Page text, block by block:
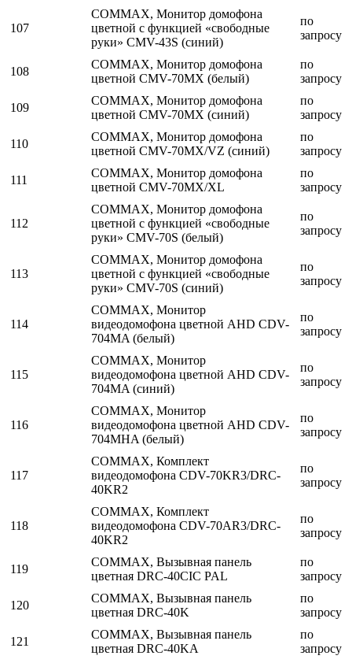
107
COMMAX, Монитор домофона
цветной с функцией «свободные
руки» CMV-43S (синий)
по
запросу
108
COMMAX, Монитор домофона
цветной CMV-70MX (белый)
по
запросу
109
COMMAX, Монитор домофона
цветной CMV-70MX (синий)
по
запросу
110
COMMAX, Монитор домофона
цветной CMV-70MX/VZ (синий)
по
запросу
111
COMMAX, Монитор домофона
цветной CMV-70MX/XL
по
запросу
112
COMMAX, Монитор домофона
цветной с функцией «свободные
руки» CMV-70S (белый)
по
запросу
113
COMMAX, Монитор домофона
цветной с функцией «свободные
руки» CMV-70S (синий)
по
запросу
114
COMMAX, Монитор
видеодомофона цветной AHD CDV-
704MA (белый)
по
запросу
115
COMMAX, Монитор
видеодомофона цветной AHD CDV-
704MA (синий)
по
запросу
116
COMMAX, Монитор
видеодомофона цветной AHD CDV-
704MHA (белый)
по
запросу
117
COMMAX, Комплект
видеодомофона CDV-70KR3/DRC-
40KR2
по
запросу
118
COMMAX, Комплект
видеодомофона CDV-70AR3/DRC-
40KR2
по
запросу
119
COMMAX, Вызывная панель
цветная DRC-40CIC PAL
по
запросу
120
COMMAX, Вызывная панель
цветная DRC-40K
по
запросу
121
COMMAX, Вызывная панель
цветная DRC-40KA
по
запросу